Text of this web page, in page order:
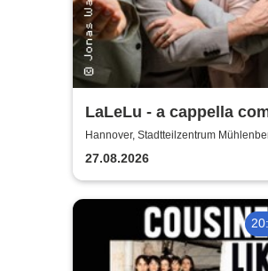
LaLeLu - a cappella
Urlaub vom Hirn
Hannover, Stadtteilzentrum
Hannover
27.08.2026